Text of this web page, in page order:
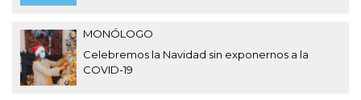
MONÓLOGO
Celebremos la Navidad sin exponernos a la
COVID-19